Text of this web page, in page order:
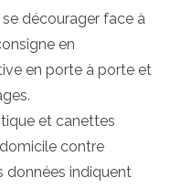
décourager face à
en
en porte à porte et
et canettes
contre
données indiquent